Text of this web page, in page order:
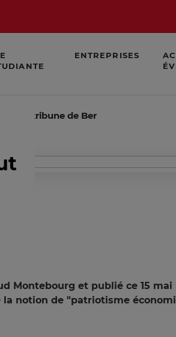
ENTREPRISES
la tribune de Bernard Carayon
Montebourg et publié ce 15
notion de "patriotisme